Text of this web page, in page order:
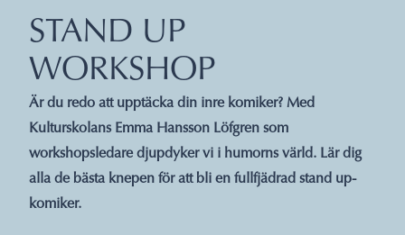
STAND UP
WORKSHOP
Är du redo att upptäcka din inre komiker? Med
Kulturskolans Emma Hansson Löfgren som
workshopsledare djupdyker vi i humorns värld. Lär dig
alla de bästa knepen för att bli en fullfjädrad stand up-
komiker.